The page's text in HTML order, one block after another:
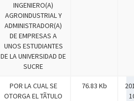
INGENIERO(A)
AGROINDUSTRIAL Y
ADMINISTRADOR(A)
DE EMPRESAS A
UNOS ESTUDIANTES
DE LA UNIVERSIDAD DE
SUCRE
POR LA CUAL SE
OTORGA EL TÃTULO
76.83 Kb